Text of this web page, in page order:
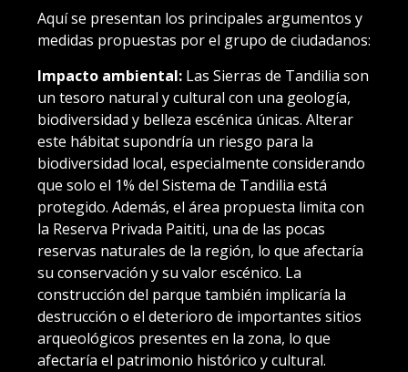
Aquí se presentan los principales argumentos y
medidas propuestas por el grupo de ciudadanos:
Impacto ambiental: Las Sierras de Tandilia son
un tesoro natural y cultural con una geología,
biodiversidad y belleza escénica únicas. Alterar
este hábitat supondría un riesgo para la
biodiversidad local, especialmente considerando
que solo el 1% del Sistema de Tandilia está
protegido. Además, el área propuesta limita con
la Reserva Privada Paititi, una de las pocas
reservas naturales de la región, lo que afectaría
su conservación y su valor escénico. La
construcción del parque también implicaría la
destrucción o el deterioro de importantes sitios
arqueológicos presentes en la zona, lo que
afectaría el patrimonio histórico y cultural.